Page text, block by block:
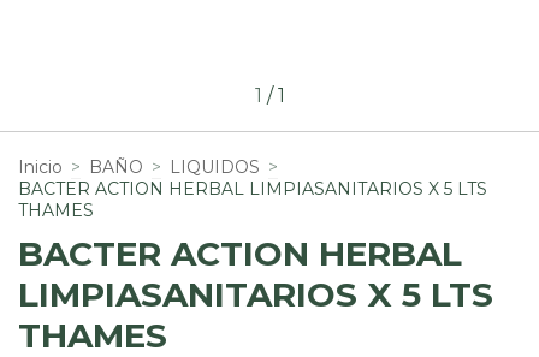
1 /1
Inicio > BAÑO > LIQUIDOS >
BACTER ACTION HERBAL LIMPIASANITARIOS X 5 LTS
THAMES
BACTER ACTION HERBAL
LIMPIASANITARIOS X 5 LTS
THAMES